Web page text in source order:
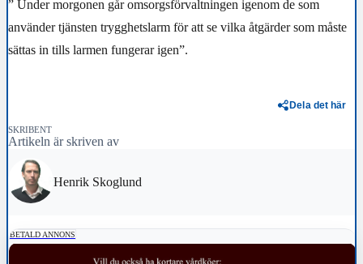
” Under morgonen går omsorgsförvaltningen igenom de som
använder tjänsten trygghetslarm för att se vilka åtgärder som måste
sättas in tills larmen fungerar igen”.
Dela det här
SKRIBENT
Artikeln är skriven av
Henrik Skoglund
BETALD ANNONS